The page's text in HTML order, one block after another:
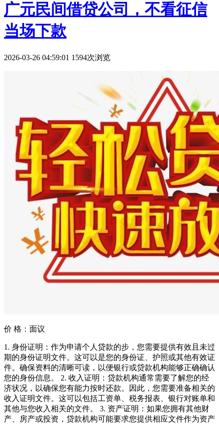
广元民间借贷公司，不看征信
当场下款
2026-03-26 04:59:01 1594次浏览
价 格： 面议
1. 身份证明：作为申请个人贷款的步，您需要提供有效且未过
期的身份证明文件。这可以是您的身份证、护照或其他有效证
件。确保资料的清晰可读，以便银行或贷款机构能够正确确认
您的身份信息。 2. 收入证明：贷款机构通常需要了解您的经
济状况，以确保您有能力按时还款。因此，您需要准备相关的
收入证明文件。这可以包括工资单、税务报表、银行对账单和
其他与您收入相关的文件。 3. 资产证明：如果您拥有其他财
产、房产或投资，贷款机构可能要求您提供相应文件作为资产